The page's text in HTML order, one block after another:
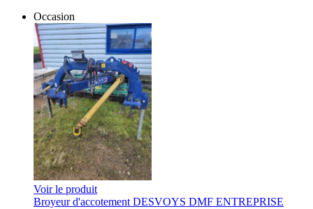
Occasion
Voir le produit
Broyeur d'accotement DESVOYS DMF ENTREPRISE